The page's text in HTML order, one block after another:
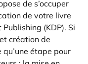
de s’occuper
de votre livre
(KDP). Si
création de
étape pour